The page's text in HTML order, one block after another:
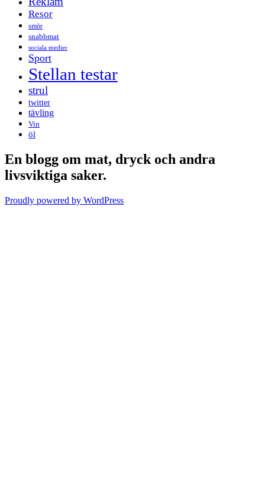
Resor
smör
snabbmat
sociala medier
Sport
Stellan testar
strul
twitter
tävling
Vin
öl
En blogg om mat, dryck och andra
livsviktiga saker.
Proudly powered by WordPress